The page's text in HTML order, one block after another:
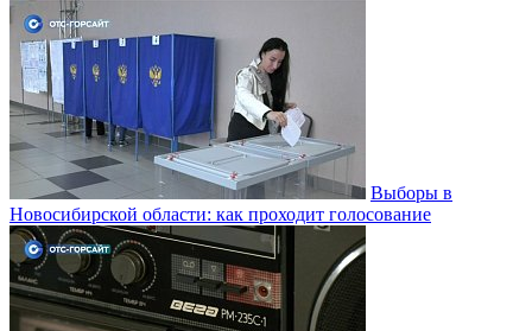
Выборы в
Новосибирской области: как проходит голосование